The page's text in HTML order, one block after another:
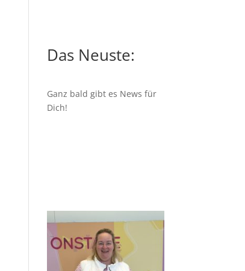
Das Neuste:
Ganz bald gibt es News für
Dich!